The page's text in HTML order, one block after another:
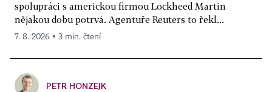
spolupráci s americkou firmou Lockheed Martin
nějakou dobu potrvá. Agentuře Reuters to řekl...
7. 8. 2026 ▪ 3 min. čtení
PETR HONZEJK